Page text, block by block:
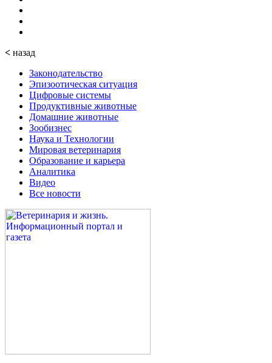
< назад
Законодательство
Эпизоотическая ситуация
Цифровые системы
Продуктивные животные
Домашние животные
Зообизнес
Наука и Технологии
Мировая ветеринария
Образование и карьера
Аналитика
Видео
Все новости